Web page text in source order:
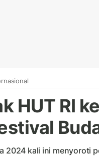
HUT RI
2024 kali ini menyoroti